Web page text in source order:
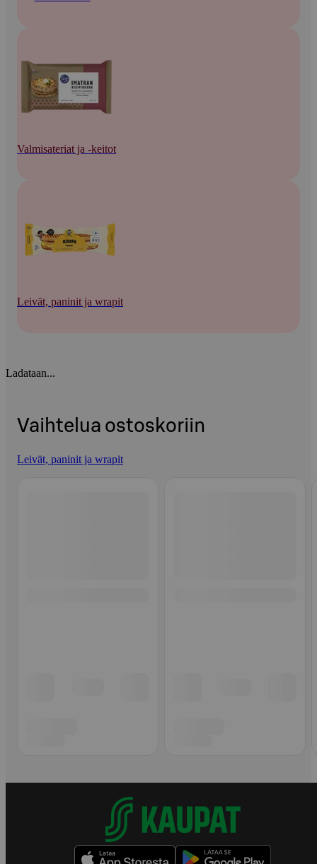
Valmisateriat ja -keitot
Leivät, paninit ja wrapit
Ladataan...
Vaihtelua ostoskoriin
Leivät, paninit ja wrapit